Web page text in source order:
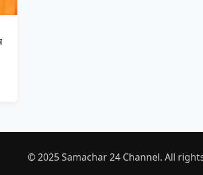
© 2025 Samachar 24 Channel. All